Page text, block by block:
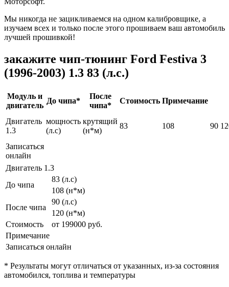
Мы никогда не зацикливаемся на одном калибровщике, а
изучаем всех и только после этого прошиваем ваш автомобиль
лучшей прошивкой!
закажите чип-тюнинг Ford Festiva 3
(1996-2003) 1.3 83 (л.с.)
Модуль и
двигатель
До чипа*
После
чипа*
Стоимость Примечание
Двигатель
1.3
мощность
(л.с)
крутящий
(н*м)
83 108 90
Записаться
онлайн
Двигатель 1.3
До чипа
83 (л.с)
108 (н*м)
После чипа
90 (л.с)
120 (н*м)
Стоимость
от 199000 руб.
Примечание
Записаться онлайн
* Результаты могут отличаться от указанных, из-за состояния
автомобился, топлива и температуры